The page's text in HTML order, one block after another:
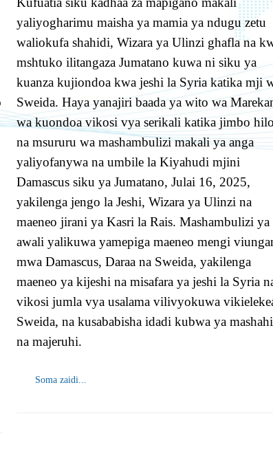
yaliyogharimu maisha ya mamia ya ndugu zetu
waliokufa shahidi, Wizara ya Ulinzi ghafla na
mshtuko ilitangaza Jumatano kuwa ni siku ya
kuanza kujiondoa kwa jeshi la Syria katika mji
Sweida. Haya yanajiri baada ya wito wa
wa kuondoa vikosi vya serikali katika jimbo
na msururu wa mashambulizi makali ya anga
yaliyofanywa na umbile la Kiyahudi mjini
Damascus siku ya Jumatano, Julai 16, 2025,
yakilenga jengo la Jeshi, Wizara ya Ulinzi na
maeneo jirani ya Kasri la Rais. Mashambulizi ya
awali yalikuwa yamepiga maeneo mengi
mwa Damascus, Daraa na Sweida, yakilenga
maeneo ya kijeshi na misafara ya jeshi la Syria
vikosi jumla vya usalama vilivyokuwa
Sweida, na kusababisha idadi kubwa ya
na majeruhi.
Soma zaidi...